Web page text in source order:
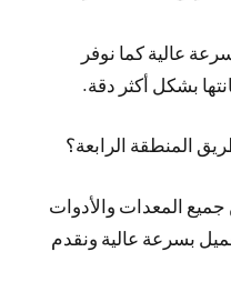
عالية كما نوفر
بشكل أكثر دقة.
المنطقة الرابعة؟
المعدات والأدوات
بسرعة عالية ونقدم